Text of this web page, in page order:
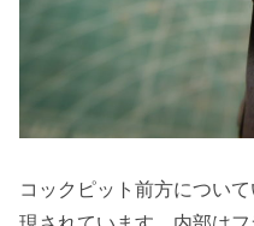
コックピット前方につい